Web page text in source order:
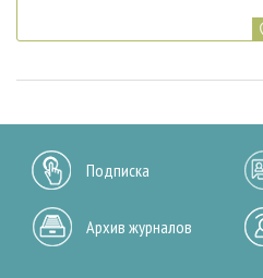
Подписка
Архив журналов